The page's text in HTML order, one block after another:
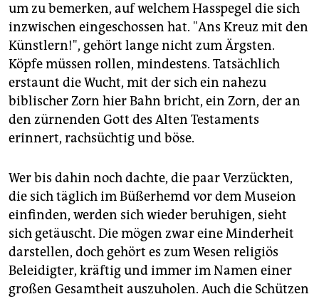
um zu bemerken, auf welchem Hasspegel die sich
inzwischen eingeschossen hat. "Ans Kreuz mit den
Künstlern!", gehört lange nicht zum Ärgsten.
Köpfe müssen rollen, mindestens. Tatsächlich
erstaunt die Wucht, mit der sich ein nahezu
biblischer Zorn hier Bahn bricht, ein Zorn, der an
den zürnenden Gott des Alten Testaments
erinnert, rachsüchtig und böse.
Wer bis dahin noch dachte, die paar Verzückten,
die sich täglich im Büßerhemd vor dem Museion
einfinden, werden sich wieder beruhigen, sieht
sich getäuscht. Die mögen zwar eine Minderheit
darstellen, doch gehört es zum Wesen religiös
Beleidigter, kräftig und immer im Namen einer
großen Gesamtheit auszuholen. Auch die Schützen